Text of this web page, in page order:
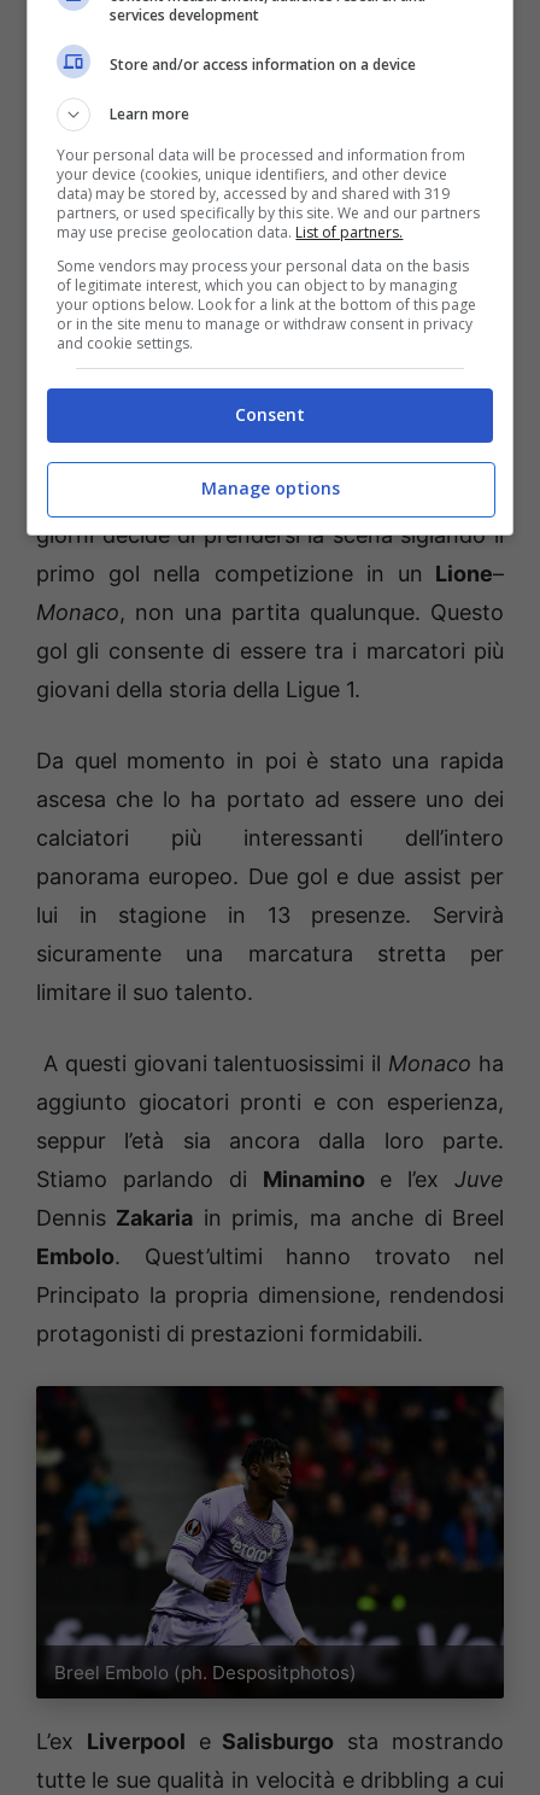
difese stanche, come si è visto con il
Barcellona . Il giovane è arrivato in estate
dall’Anversaper 18.75 milioni e fa della
velocità e dell’uno contro uno un punto di
forza. Fin qui ha fatto registrare un gol e un
assist in 13 presenze fra tutte le competizioni.
Il suo potenziale è certamente incredibile,
bisognerà fare attenzione alle sue sgasate.
boccata di aria fresca, tanto che il suo talento
è esploso in una calda sera d’estate (24
agosto 2024) quando a 19 anni 6 mesi e 8
giorni decide di prendersi la scena siglando il
primo gol nella competizione in un Lione–
Monaco, non una partita qualunque. Questo
gol gli consente di essere tra i marcatori più
giovani della storia della Ligue 1.
Da quel momento in poi è stato una rapida
ascesa che lo ha portato ad essere uno dei
calciatori più interessanti dell’intero
panorama europeo. Due gol e due assist per
lui in stagione in 13 presenze. Servirà
sicuramente una marcatura stretta per
limitare il suo talento.
A questi giovani talentuosissimi il Monaco ha
aggiunto giocatori pronti e con esperienza,
seppur l’età sia ancora dalla loro parte.
Stiamo parlando di Minamino e l’ex Juve
Dennis Zakaria in primis, ma anche di Breel
Embolo. Quest’ultimi hanno trovato nel
Principato la propria dimensione, rendendosi
protagonisti di prestazioni formidabili.
Breel Embolo (ph. Despositphotos)
L’ex Liverpool eSalisburgo sta mostrando
tutte le sue qualità in velocità e dribbling a cui
services development
Store and/or access information on a device
Learn more
Your personal data will be processed and information from
your device (cookies, unique identifiers, and other device
data) may be stored by, accessed by and shared with 319
partners, or used specifically by this site. We and our partners
may use precise geolocation data. List of partners.
Some vendors may process your personal data on the basis
of legitimate interest, which you can object to by managing
your options below. Look for a link at the bottom of this page
or in the site menu to manage or withdraw consent in privacy
and cookie settings.
Consent
Manage options